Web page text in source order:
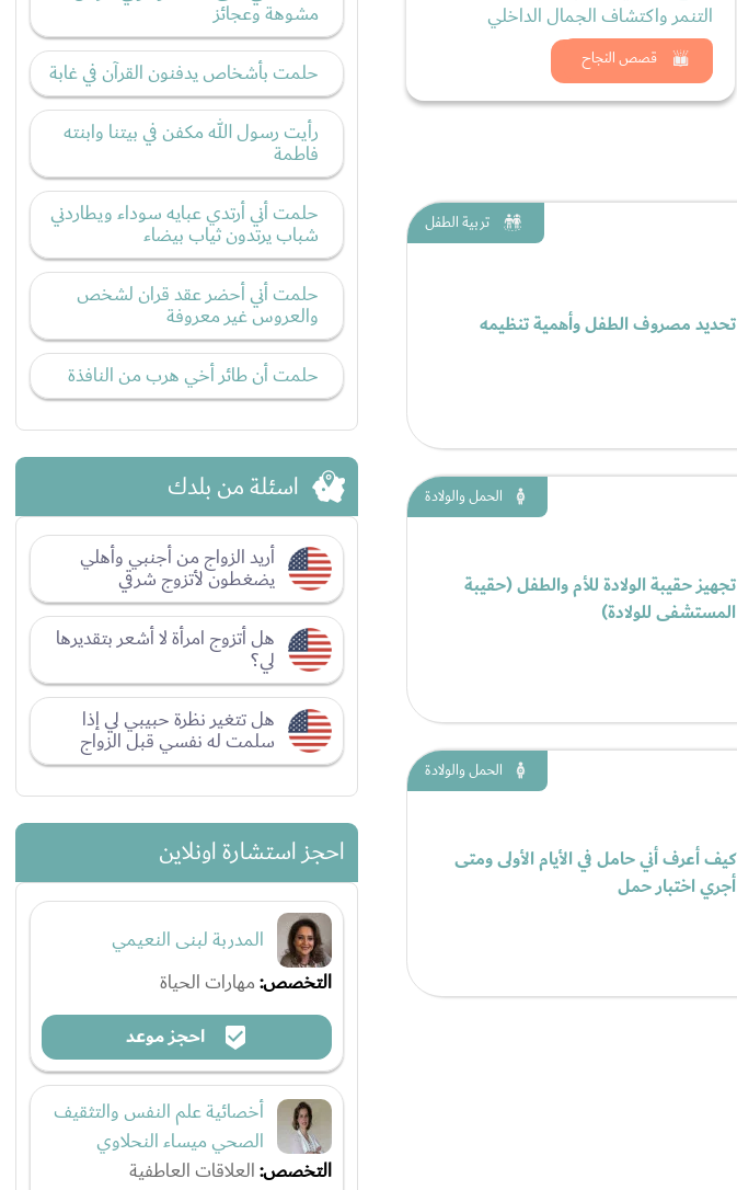
قصص النجاح
التنمر واكتشاف الجمال الداخلي
شاهد الان
تربية الطفل
تحديد مصروف الطفل وأهمية تنظيمه
الحمل والولادة
تجهيز حقيبة الولادة للأم والطفل (حقيبة
المستشفى للولادة)
الحمل والولادة
كيف أعرف أني حامل في الأيام الأولى ومتى
أجري اختبار حمل
مشوهة وعجائز
حلمت بأشخاص يدفنون القرآن في غابة
رأيت رسول الله مكفن في بيتنا وابنته
فاطمة
حلمت أني أرتدي عبايه سوداء ويطاردني
شباب يرتدون ثياب بيضاء
حلمت أني أحضر عقد قران لشخص
والعروس غير معروفة
حلمت أن طائر أخي هرب من النافذة
اسئلة من بلدك
أريد الزواج من أجنبي وأهلي
يضغطون لأتزوج شرقي
هل أتزوج امرأة لا أشعر بتقديرها
لي؟
هل تتغير نظرة حبيبي لي إذا
سلمت له نفسي قبل الزواج
احجز استشارة اونلاين
المدربة لبنى النعيمي
التخصص:مهارات الحياة
احجز موعد
أخصائية علم النفس والتثقيف
الصحي ميساء النحلاوي
التخصص:العلاقات العاطفية